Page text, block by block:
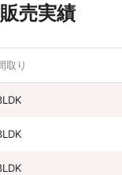
売実績
取り